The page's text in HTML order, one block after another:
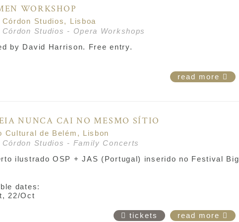
WORKSHOP
Studios, Lisboa
Studios - Opera Workshops
by David Harrison. Free entry.
read more
NUNCA CAI NO MESMO SÍTIO
Cultural de Belém, Lisbon
Córdon Studios - Family Concerts
ilustrado OSP + JAS (Portugal) inserido no Festival Big
dates:
22/Oct
tickets read more